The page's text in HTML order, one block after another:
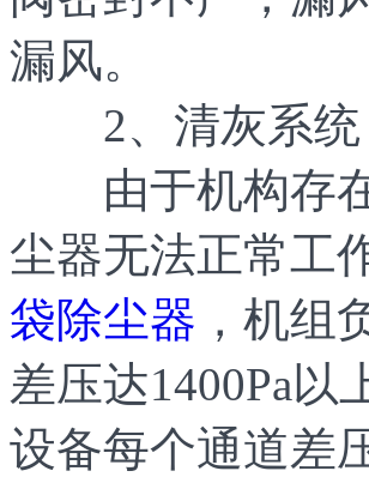
漏风。
2、清灰系统
由于机构存在
尘器无法正常工
袋除尘器 ，机组
差压达1400Pa
设备每个通道差